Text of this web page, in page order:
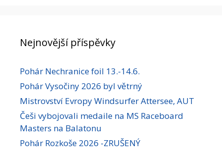
Nejnovější příspěvky
Pohár Nechranice foil 13.-14.6.
Pohár Vysočiny 2026 byl větrný
Mistrovství Evropy Windsurfer Attersee, AUT
Češi vybojovali medaile na MS Raceboard
Masters na Balatonu
Pohár Rozkoše 2026 -ZRUŠENÝ